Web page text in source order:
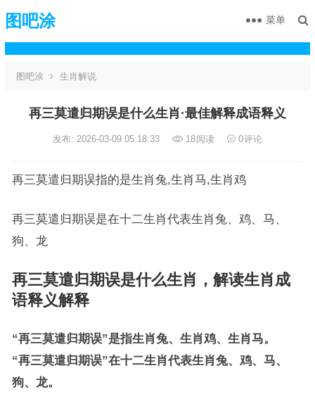
图吧涂 菜单
图吧涂 生肖解说
再三莫遣归期误是什么生肖·最佳解释成语释义
发布: 2026-03-09 05:18:33 18阅读 0评论
再三莫遣归期误指的是生肖兔,生肖马,生肖鸡
再三莫遣归期误是在十二生肖代表生肖兔、鸡、马、
狗、龙
再三莫遣归期误是什么生肖，解读生肖成
语释义解释
“再三莫遣归期误”是指生肖兔、生肖鸡、生肖马。
“再三莫遣归期误”在十二生肖代表生肖兔、鸡、马、
狗、龙。